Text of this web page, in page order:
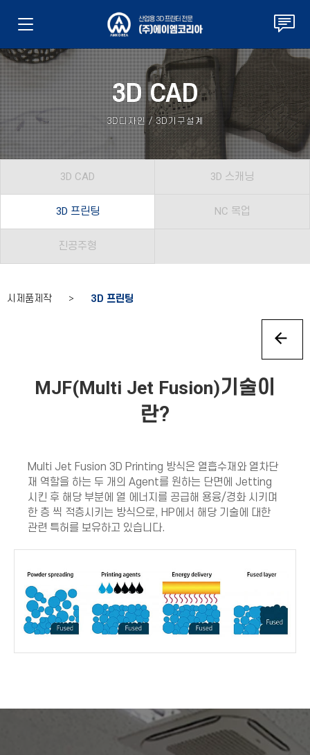
3D CAD
3D디자인 / 3D기구설계
3D CAD 3D 스캐닝
3D 프린팅 NC 목업
진공주형
시제품제작 > 3D 프린팅
MJF(Multi Jet Fusion)기술이
란?
Multi Jet Fusion 3D Printing 방식은 열흡수재와 열차단
재 역할을 하는 두 개의 Agent를 원하는 단면에 Jetting
시킨 후 해당 부분에 열 에너지를 공급해 용융/경화 시키며
한 층 씩 적층시키는 방식으로, HP에서 해당 기술에 대한
관련 특허를 보유하고 있습니다.